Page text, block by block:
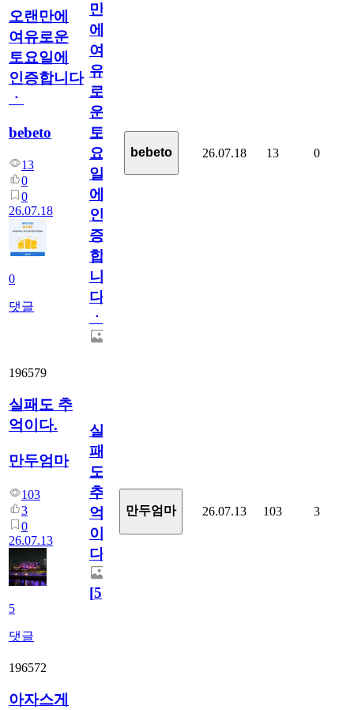
오랜만에
여유로운
토요일에
인증합니다
ㆍ
bebeto
13
0
0
26.07.18
0
댓글
만
에
여
유
로
운
토
요
일
에
인
증
합
니
다
ㆍ
bebeto 26.07.18 13 0
196579
실패도 추
억이다.
만두엄마
103
3
0
26.07.13
5
댓글
실
패
도
추
억
이
다.
[5]
만두엄마 26.07.13 103 3
196572
아자스게